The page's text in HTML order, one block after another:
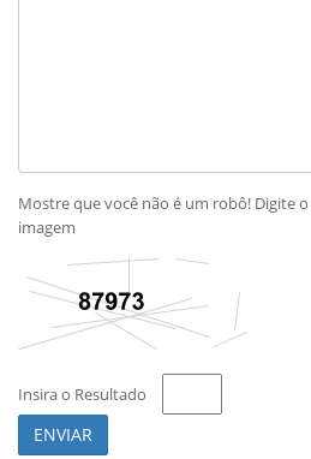
Mostre que você não é um robô! Digite
imagem
Insira o Resultado
ENVIAR